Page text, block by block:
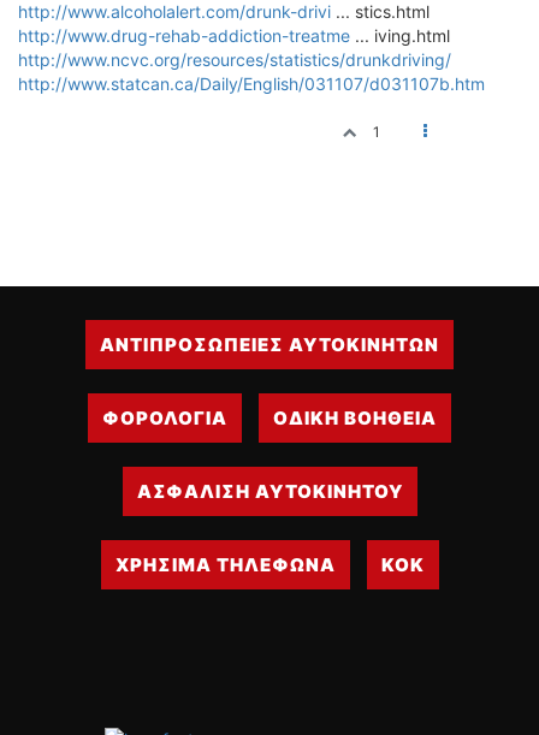
http://www.alcoholalert.com/drunk-drivi ... stics.html
http://www.drug-rehab-addiction-treatme ... iving.html
http://www.ncvc.org/resources/statistics/drunkdriving/
http://www.statcan.ca/Daily/English/031107/d031107b.htm
1
ΠΡΟΣΦΟΡΕΣ
ΜΕΤΑΧΕΙΡΙΣΜΕΝΑ
ΑΝΤΙΠΡΟΣΩΠΕΙΕΣ ΑΥΤΟΚΙΝΗΤΩΝ
ΦΟΡΟΛΟΓΙΑ ΟΔΙΚΗ ΒΟΗΘΕΙΑ
ΑΣΦΑΛΙΣΗ ΑΥΤΟΚΙΝΗΤΟΥ
ΧΡΗΣΙΜΑ ΤΗΛΕΦΩΝΑ ΚΟΚ